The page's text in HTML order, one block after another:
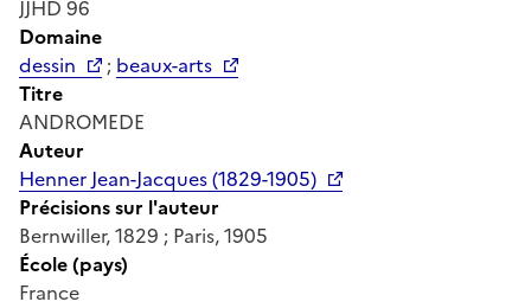
JJHD 96
Domaine
dessin
; beaux-arts
Titre
ANDROMEDE
Auteur
Henner Jean-Jacques (1829-1905)
Précisions sur l'auteur
Bernwiller, 1829 ; Paris, 1905
École (pays)
France